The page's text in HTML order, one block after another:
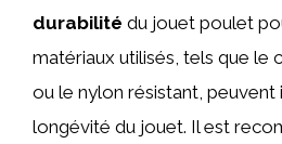
durabilité du jouet poulet
matériaux utilisés, tels que le
ou le nylon résistant, peuvent
longévité du jouet. Il est